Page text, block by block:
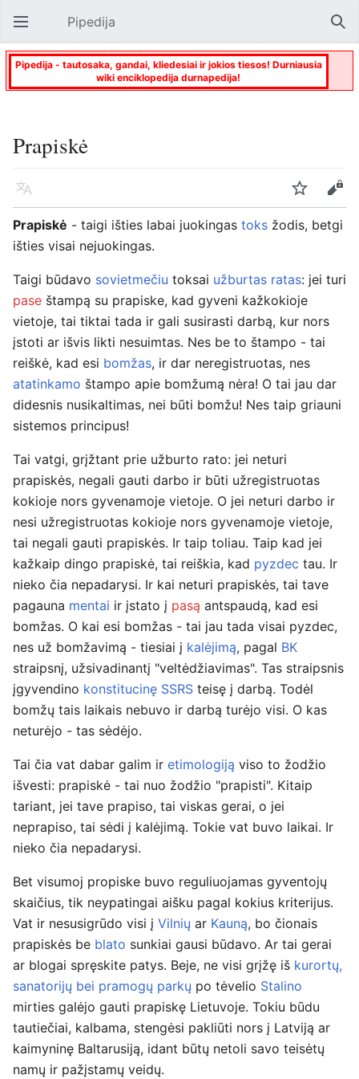
Atverti pagrindinį meniu Pipedija
Pipedija - tautosaka, gandai, kliedesiai ir jokios tiesos! Durniausia
wiki enciklopedija durnapedija!
Prapiskė
Kalba Stebėti
Keisti
Prapiskė - taigi išties labai juokingas toks žodis, betgi
išties visai nejuokingas.
Taigi būdavo sovietmečiu toksai užburtas ratas: jei turi
pase štampą su prapiske, kad gyveni kažkokioje
vietoje, tai tiktai tada ir gali susirasti darbą, kur nors
įstoti ar išvis likti nesuimtas. Nes be to štampo - tai
reiškė, kad esi bomžas, ir dar neregistruotas, nes
atatinkamo štampo apie bomžumą nėra! O tai jau dar
didesnis nusikaltimas, nei būti bomžu! Nes taip griauni
sistemos principus!
Tai vatgi, grįžtant prie užburto rato: jei neturi
prapiskės, negali gauti darbo ir būti užregistruotas
kokioje nors gyvenamoje vietoje. O jei neturi darbo ir
nesi užregistruotas kokioje nors gyvenamoje vietoje,
tai negali gauti prapiskės. Ir taip toliau. Taip kad jei
kažkaip dingo prapiskė, tai reiškia, kad pyzdec tau. Ir
nieko čia nepadarysi. Ir kai neturi prapiskės, tai tave
pagauna mentai ir įstato į pasą antspaudą, kad esi
bomžas. O kai esi bomžas - tai jau tada visai pyzdec,
nes už bomžavimą - tiesiai į kalėjimą, pagal BK
straipsnį, užsivadinantį "veltėdžiavimas". Tas straipsnis
įgyvendino konstitucinę SSRS teisę į darbą. Todėl
bomžų tais laikais nebuvo ir darbą turėjo visi. O kas
neturėjo - tas sėdėjo.
Tai čia vat dabar galim ir etimologiją viso to žodžio
išvesti: prapiskė - tai nuo žodžio "prapisti". Kitaip
tariant, jei tave prapiso, tai viskas gerai, o jei
neprapiso, tai sėdi į kalėjimą. Tokie vat buvo laikai. Ir
nieko čia nepadarysi.
Bet visumoj propiske buvo reguliuojamas gyventojų
skaičius, tik neypatingai aišku pagal kokius kriterijus.
Vat ir nesusigrūdo visi į Vilnių ar Kauną, bo čionais
prapiskės be blato sunkiai gausi būdavo. Ar tai gerai
ar blogai spręskite patys. Beje, ne visi grįžę iš kurortų,
sanatorijų bei pramogų parkų po tėvelio Stalino
mirties galėjo gauti prapiskę Lietuvoje. Tokiu būdu
tautiečiai, kalbama, stengėsi pakliūti nors į Latviją ar
kaimyninę Baltarusiją, idant būtų netoli savo teisėtų
namų ir pažįstamų veidų.